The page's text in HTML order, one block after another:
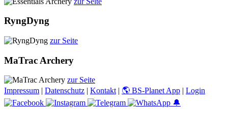
RyngDyng
zur Seite
MaTrac Archery
zur Seite
Impressum | Datenschutz | Kontakt | 🌎 BS-Planet App | Login
🔔